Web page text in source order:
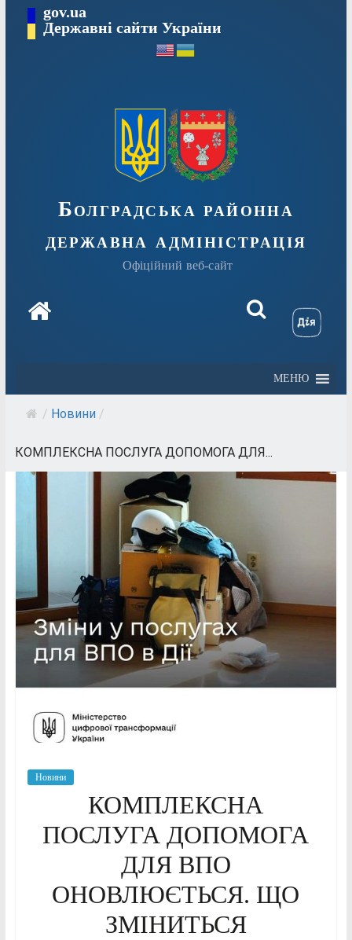
Перейтиgov.ua
Державні сайти України
Болградська районна
державна адміністрація
Офіційний веб-сайт
МЕНЮ
/ Новини /
КОМПЛЕКСНА ПОСЛУГА ДОПОМОГА ДЛЯ...
Новини
КОМПЛЕКСНА
ПОСЛУГА ДОПОМОГА
ДЛЯ ВПО
ОНОВЛЮЄТЬСЯ. ЩО
ЗМІНИТЬСЯ